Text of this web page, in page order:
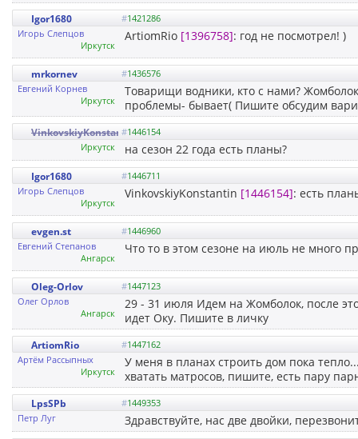
Igor1680 #1421286
Игорь Слепцов
Иркутск
ArtiomRio [1396758]: год не посмотрел! )
mrkornev #1436576
Евгений Корнев
Иркутск
Товарищи водники, кто с нами?
проблемы- бывает( Пишите обсудим
VinkovskiyKonstantin
#1446154
Иркутск
на сезон 22 года есть планы?
Igor1680 #1446711
Игорь Слепцов
Иркутск
VinkovskiyKonstantin [1446154]: есть
evgen.st #1446960
Евгений Степанов
Ангарск
Что то в этом сезоне на июль не много
Oleg-Orlov #1447123
Олег Орлов
Ангарск
29 - 31 июля Идем на Жомболок, после
идет Оку. Пишите в личку
ArtiomRio #1447162
Артём Рассыпных
Иркутск
У меня в планах строить дом пока
хватать матросов, пишите, есть пару
LpsSPb #1449353
Петр Луг
Здравствуйте, нас две двойки,